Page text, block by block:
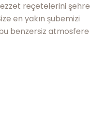
reçetelerini şehre
en yakın şubemizi
benzersiz atmosfere